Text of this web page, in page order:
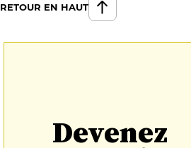
RETOUR EN HAUT
Devenez